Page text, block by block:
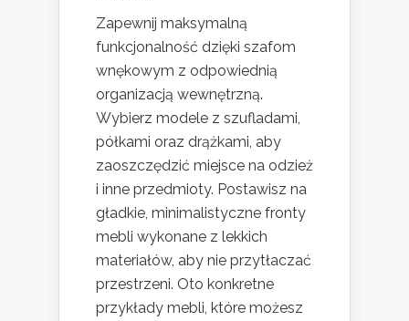
Zapewnij maksymalną
funkcjonalność dzięki szafom
wnękowym z odpowiednią
organizacją wewnętrzną.
Wybierz modele z szufladami,
półkami oraz drążkami, aby
zaoszczędzić miejsce na odzież
i inne przedmioty. Postawisz na
gładkie, minimalistyczne fronty
mebli wykonane z lekkich
materiałów, aby nie przytłaczać
przestrzeni. Oto konkretne
przykłady mebli, które możesz